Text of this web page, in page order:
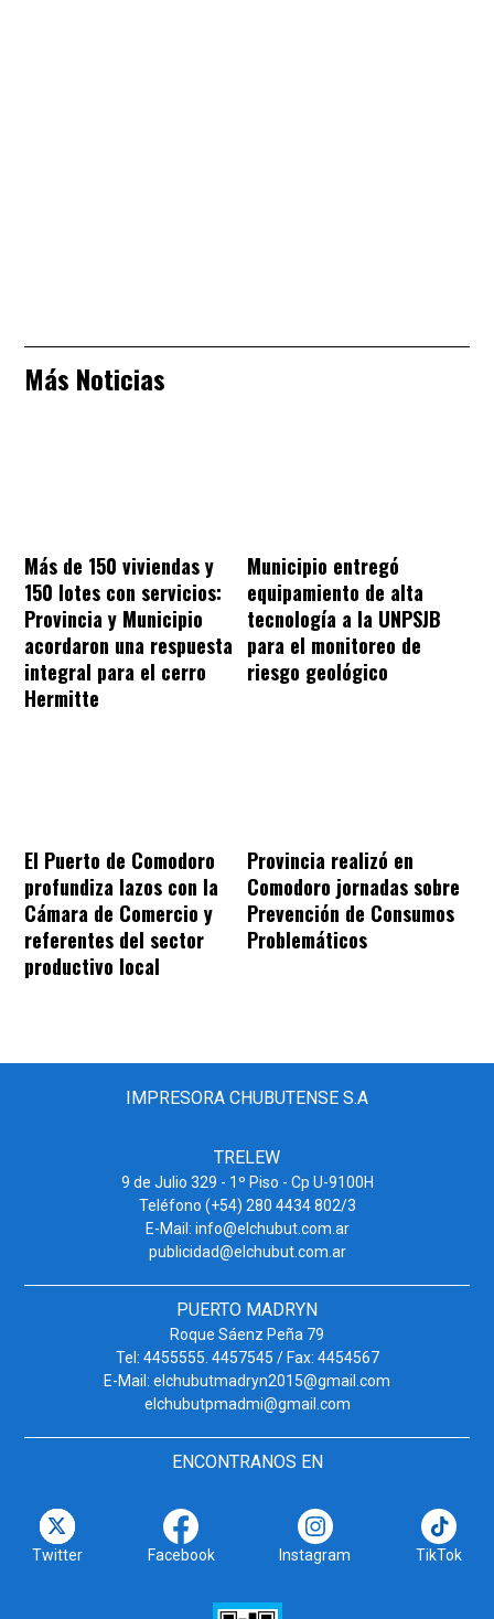
Más Noticias
Más de 150 viviendas y
150 lotes con servicios:
Provincia y Municipio
acordaron una respuesta
integral para el cerro
Hermitte
Municipio entregó
equipamiento de alta
tecnología a la UNPSJB
para el monitoreo de
riesgo geológico
El Puerto de Comodoro
profundiza lazos con la
Cámara de Comercio y
referentes del sector
productivo local
Provincia realizó en
Comodoro jornadas sobre
Prevención de Consumos
Problemáticos
IMPRESORA CHUBUTENSE S.A
TRELEW
9 de Julio 329 - 1º Piso - Cp U-9100H
Teléfono (+54) 280 4434 802/3
E-Mail: info@elchubut.com.ar
publicidad@elchubut.com.ar
PUERTO MADRYN
Roque Sáenz Peña 79
Tel: 4455555. 4457545 / Fax: 4454567
E-Mail: elchubutmadryn2015@gmail.com
elchubutpmadmi@gmail.com
ENCONTRANOS EN
Twitter Facebook Instagram TikTok